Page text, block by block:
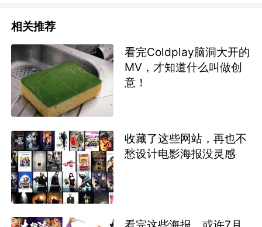
相关推荐
看完Coldplay脑洞大开的
MV，才知道什么叫做创
意！
收藏了这些网站，再也不
愁设计电影海报没灵感